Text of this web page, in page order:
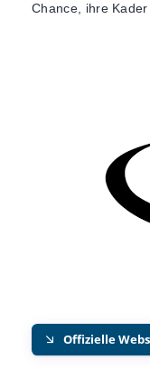
Chance, ihre
Offizielle